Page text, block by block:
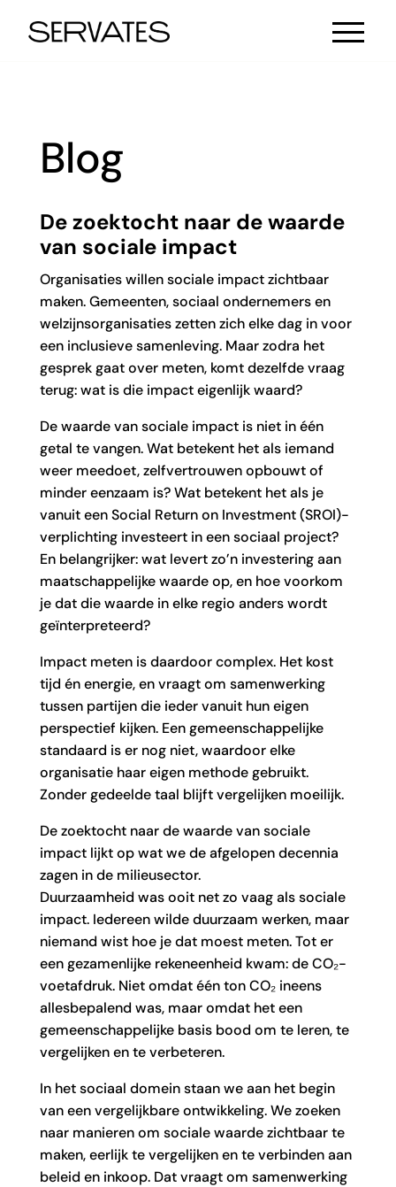
Blog
De zoektocht naar de waarde
van sociale impact
Organisaties willen sociale impact zichtbaar
maken. Gemeenten, sociaal ondernemers en
welzijnsorganisaties zetten zich elke dag in voor
een inclusieve samenleving. Maar zodra het
gesprek gaat over meten, komt dezelfde vraag
terug: wat is die impact eigenlijk waard?
De waarde van sociale impact is niet in één
getal te vangen. Wat betekent het als iemand
weer meedoet, zelfvertrouwen opbouwt of
minder eenzaam is? Wat betekent het als je
vanuit een Social Return on Investment (SROI)-
verplichting investeert in een sociaal project?
En belangrijker: wat levert zo’n investering aan
maatschappelijke waarde op, en hoe voorkom
je dat die waarde in elke regio anders wordt
geïnterpreteerd?
Impact meten is daardoor complex. Het kost
tijd én energie, en vraagt om samenwerking
tussen partijen die ieder vanuit hun eigen
perspectief kijken. Een gemeenschappelijke
standaard is er nog niet, waardoor elke
organisatie haar eigen methode gebruikt.
Zonder gedeelde taal blijft vergelijken moeilijk.
De zoektocht naar de waarde van sociale
impact lijkt op wat we de afgelopen decennia
zagen in de milieusector.
Duurzaamheid was ooit net zo vaag als sociale
impact. Iedereen wilde duurzaam werken, maar
niemand wist hoe je dat moest meten. Tot er
een gezamenlijke rekeneenheid kwam: de CO₂-
voetafdruk. Niet omdat één ton CO₂ ineens
allesbepalend was, maar omdat het een
gemeenschappelijke basis bood om te leren, te
vergelijken en te verbeteren.
In het sociaal domein staan we aan het begin
van een vergelijkbare ontwikkeling. We zoeken
naar manieren om sociale waarde zichtbaar te
maken, eerlijk te vergelijken en te verbinden aan
beleid en inkoop. Dat vraagt om samenwerking